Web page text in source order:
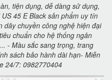
tiện dụng, dễ dàng sử dụng,
45 E Black sản phẩm uy tín
dây chuyền công nghệ hiện đại
chuẩn cho hệ thống ngân
- Màu sắc sang trọng, trang
sách bảo hành dài hạn- Miễn
24/7: 0982770404